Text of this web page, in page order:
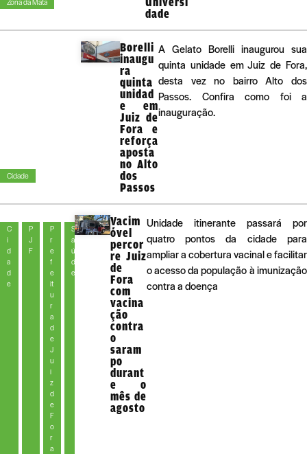
dade
Cidade
Borelli
inaugu
ra
quinta
unidad
e em
Juiz de
Fora e
reforça
aposta
no Alto
dos
Passos
A Gelato Borelli inaugurou sua
quinta unidade em Juiz de Fora,
desta vez no bairro Alto dos
Passos. Confira como foi a
inauguração.
C
i
d
a
d
e
P
J
F
P
r
e
f
e
it
u
r
a
d
e
J
u
i
z
d
e
F
o
r
a
S
a
ú
d
e
Vacim
óvel
percor
re Juiz
de
Fora
com
vacina
ção
contra
o
saram
po
durant
e o
mês de
agosto
Unidade itinerante passará por
quatro pontos da cidade para
ampliar a cobertura vacinal e facilitar
o acesso da população à imunização
contra a doença